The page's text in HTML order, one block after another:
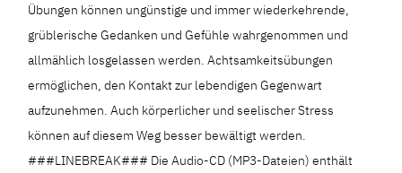
Übungen können ungünstige und immer wiederkehrende,
grüblerische Gedanken und Gefühle wahrgenommen und
allmählich losgelassen werden. Achtsamkeitsübungen
ermöglichen, den Kontakt zur lebendigen Gegenwart
aufzunehmen. Auch körperlicher und seelischer Stress
können auf diesem Weg besser bewältigt werden.
###LINEBREAK### Die Audio-CD (MP3-Dateien) enthält